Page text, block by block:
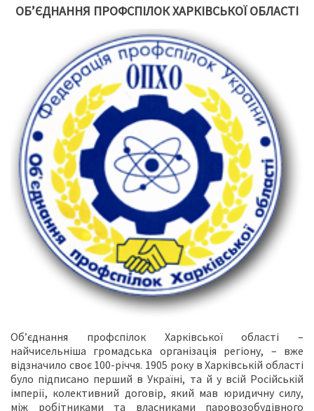
ОБ’ЄДНАННЯ ПРОФСПІЛОК ХАРКІВСЬКОЇ ОБЛАСТІ
Об’єднання профспілок Харківської області –
найчисельніша громадська організація регіону, – вже
відзначило своє 100-річчя. 1905 року в Харківській області
було підписано перший в Україні, та й у всій Російській
імперії, колективний договір, який мав юридичну силу,
між робітниками та власниками паровозобудівного